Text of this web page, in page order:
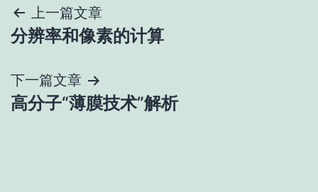
文
章
导
航
上一篇文章
分辨率和像素的计算
下一篇文章
高分子“薄膜技术”解析